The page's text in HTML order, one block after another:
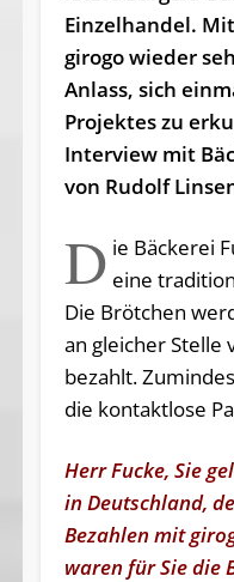
Einzelhandel.
girogo wieder
Anlass, sich
Projektes zu
Interview mit
von Rudolf
D ie Bäckerei
eine
Die Brötchen
an gleicher Stelle
bezahlt.
die kontaktlose
Herr Fucke, Sie
in Deutschland,
Bezahlen mit
waren für Sie die